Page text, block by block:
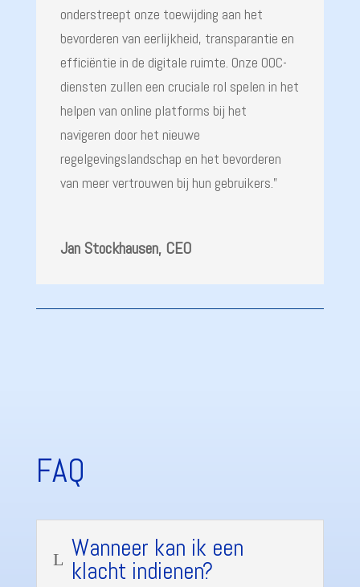
onderstreept onze toewijding aan het
bevorderen van eerlijkheid, transparantie en
efficiëntie in de digitale ruimte. Onze OOC-
diensten zullen een cruciale rol spelen in het
helpen van online platforms bij het
navigeren door het nieuwe
regelgevingslandschap en het bevorderen
van meer vertrouwen bij hun gebruikers.”
Jan Stockhausen, CEO
FAQ
L Wanneer kan ik een
klacht indienen?